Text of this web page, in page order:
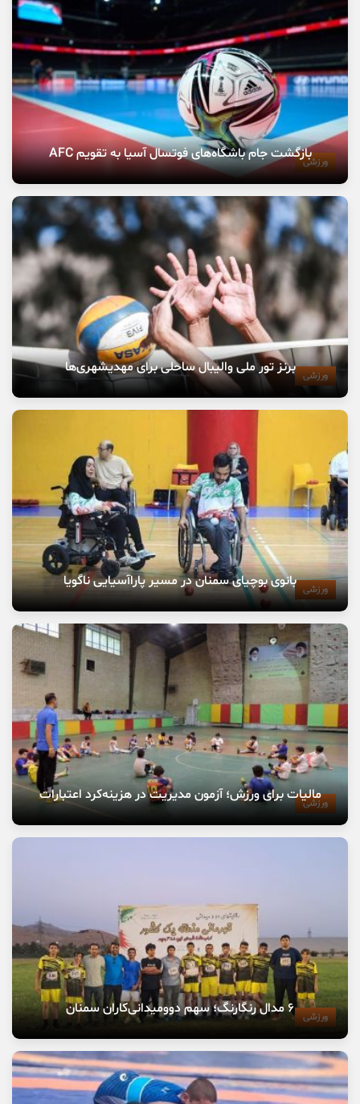
ورزشیبازگشت جام باشگاه‌های فوتسال آسیا به تقویم AFC
ورزشی برنز تور ملی والیبال ساحلی برای مهدیشهری‌ها
ورزشی بانوی بوچیای سمنان در مسیر پاراآسیایی ناگویا
ورزشی
مالیات برای ورزش؛ آزمون مدیریت در هزینه‌کرد اعتبارات
ورزشی ۶ مدال رنگارنگ؛ سهم دوومیدانی‌کاران سمنان